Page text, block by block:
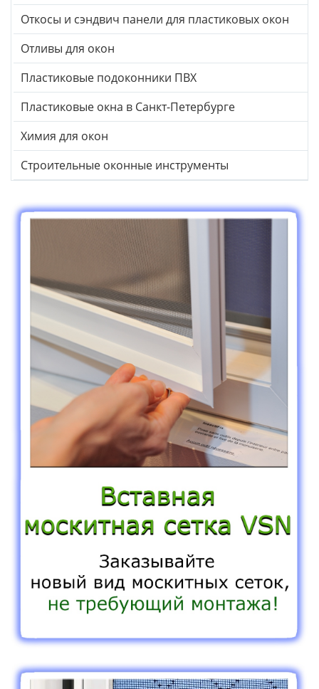
Откосы и сэндвич панели для пластиковых окон
Отливы для окон
Пластиковые подоконники ПВХ
Пластиковые окна в Санкт-Петербурге
Химия для окон
Строительные оконные инструменты